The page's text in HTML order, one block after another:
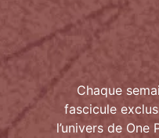
Chaque
fascicule
l’univers de One